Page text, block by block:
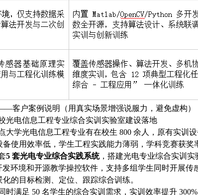
客户案例说明（用真实场景增强说服力，避免虚构）
光电信息工程专业综合实训实验室建设落地
大学光电信息工程专业有在校生 800 余人，原有实训
使用效率低，学生工程实践能力薄弱，学科竞赛获奖
5 套光电专业综合实践系统，搭建光电专业综合实训
发环境和开源教学操控软件，支持多组学生同时开展
的目标检测、定位、跟踪综合训练。
时满足 50 名学生的综合实训需求，实训效率提升